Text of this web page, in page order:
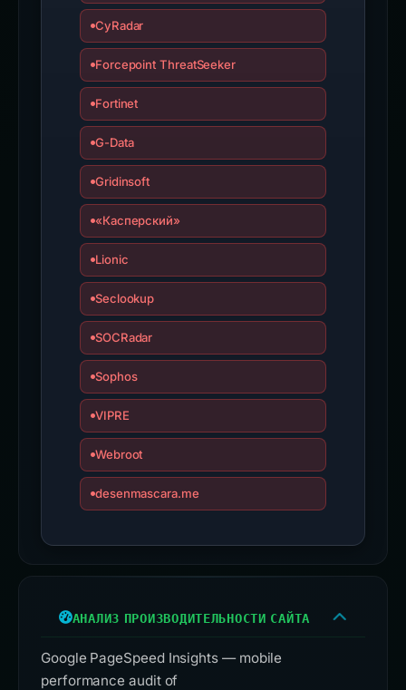
CyRadar
Forcepoint ThreatSeeker
Fortinet
G-Data
Gridinsoft
«Касперский»
Lionic
Seclookup
SOCRadar
Sophos
VIPRE
Webroot
desenmascara.me
АНАЛИЗ ПРОИЗВОДИТЕЛЬНОСТИ САЙТА
Google PageSpeed Insights — mobile
performance audit of